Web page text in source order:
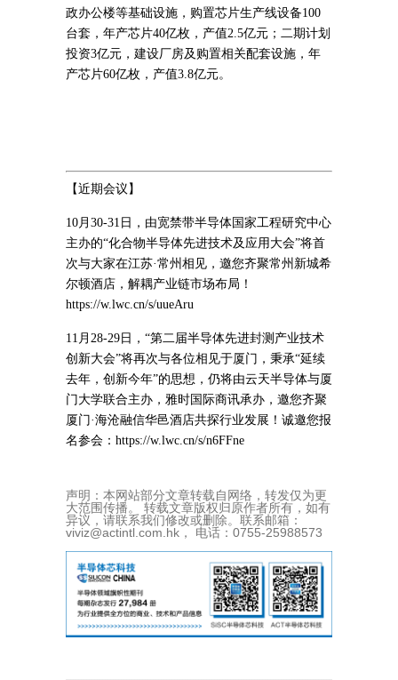
政办公楼等基础设施，购置芯片生产线设备100
台套，年产芯片40亿枚，产值2.5亿元；二期计划
投资3亿元，建设厂房及购置相关配套设施，年
产芯片60亿枚，产值3.8亿元。
【近期会议】
10月30-31日，由宽禁带半导体国家工程研究中心
主办的“化合物半导体先进技术及应用大会”将首
次与大家在江苏·常州相见，邀您齐聚常州新城希
尔顿酒店，解耦产业链市场布局！
https://w.lwc.cn/s/uueAru
11月28-29日，“第二届半导体先进封测产业技术
创新大会”将再次与各位相见于厦门，秉承“延续
去年，创新今年”的思想，仍将由云天半导体与厦
门大学联合主办，雅时国际商讯承办，邀您齐聚
厦门·海沧融信华邑酒店共探行业发展！诚邀您报
名参会：https://w.lwc.cn/s/n6FFne
声明：本网站部分文章转载自网络，转发仅为更
大范围传播。 转载文章版权归原作者所有，如有
异议，请联系我们修改或删除。联系邮箱：
viviz@actintl.com.hk， 电话：0755-25988573